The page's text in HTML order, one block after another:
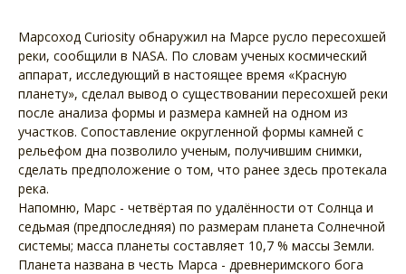
Марсоход Curiosity обнаружил на Марсе русло пересохшей
реки, сообщили в NASA. По словам ученых космический
аппарат, исследующий в настоящее время «Красную
планету», сделал вывод о существовании пересохшей реки
после анализа формы и размера камней на одном из
участков. Сопоставление округленной формы камней с
рельефом дна позволило ученым, получившим снимки,
сделать предположение о том, что ранее здесь протекала
река.
Напомню, Марс - четвёртая по удалённости от Солнца и
седьмая (предпоследняя) по размерам планета Солнечной
системы; масса планеты составляет 10,7 % массы Земли.
Планета названа в честь Марса - древнеримского бога